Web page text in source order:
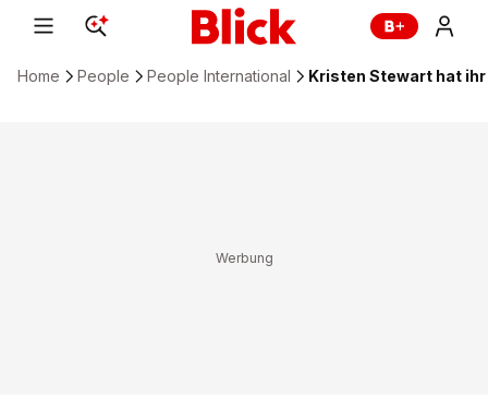
Home People People International Kristen Stewart hat